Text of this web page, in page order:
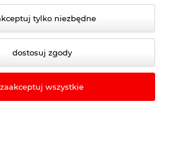
tylko niezbędne
dostosuj zgody
zaakceptuj wszystkie